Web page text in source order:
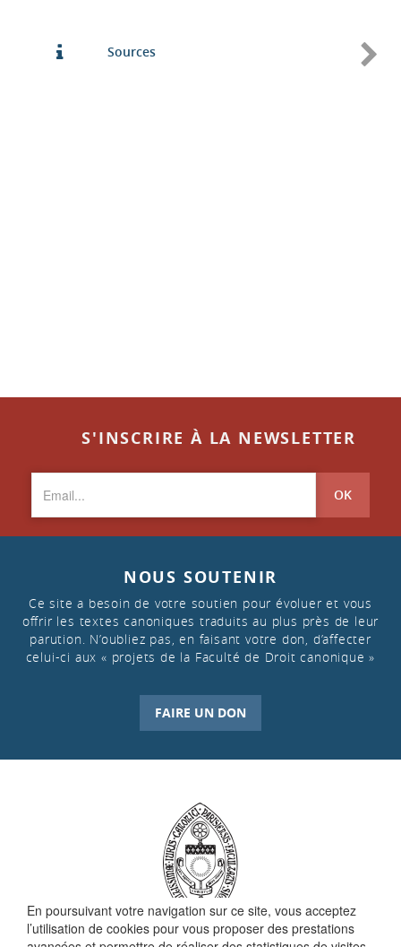
En poursuivant votre navigation sur ce site, vous acceptez
l’utilisation de cookies pour vous proposer des prestations
Sources
S'INSCRIRE À LA NEWSLETTER
OK
NOUS SOUTENIR
Ce site a besoin de votre soutien pour évoluer et vous
offrir les textes canoniques traduits au plus près de leur
parution. N’oubliez pas, en faisant votre don, d’affecter
celui-ci aux « projets de la Faculté de Droit canonique »
FAIRE UN DON